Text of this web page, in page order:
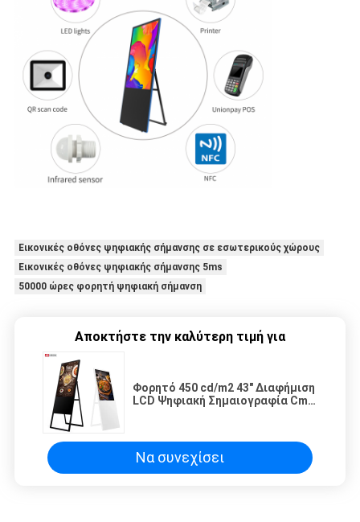
Εικονικές οθόνες ψηφιακής σήμανσης σε εσωτερικούς χώρους
Εικονικές οθόνες ψηφιακής σήμανσης 5ms
50000 ώρες φορητή ψηφιακή σήμανση
Αποκτήστε την καλύτερη τιμή για
Φορητό 450 cd/m2 43" Διαφήμιση
LCD Ψηφιακή Σημαιογραφία Cms
Να συνεχίσει